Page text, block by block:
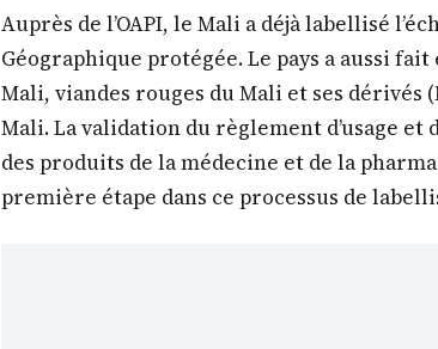
Auprès de l’OAPI, le Mali a déjà labellisé
Géographique protégée. Le pays a aussi
Mali, viandes rouges du Mali et ses dérivés
Mali. La validation du règlement d’usage
des produits de la médecine et de la
première étape dans ce processus de